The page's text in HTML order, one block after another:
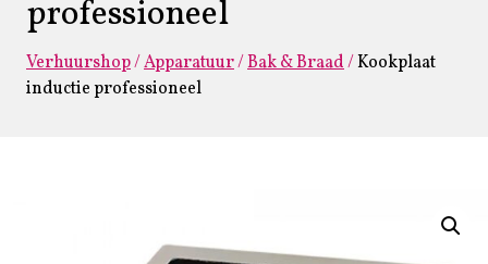
professioneel
Verhuurshop/Apparatuur/Bak & Braad/Kookplaat
inductie professioneel